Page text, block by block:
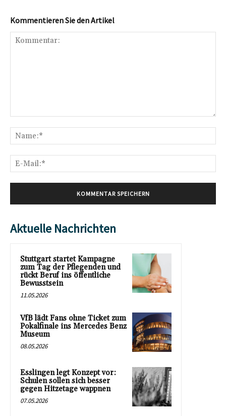
Kommentieren Sie den Artikel
Aktuelle Nachrichten
Stuttgart startet Kampagne
zum Tag der Pflegenden und
rückt Beruf ins öffentliche
Bewusstsein
11.05.2026
VfB lädt Fans ohne Ticket zum
Pokalfinale ins Mercedes Benz
Museum
08.05.2026
Esslingen legt Konzept vor:
Schulen sollen sich besser
gegen Hitzetage wappnen
07.05.2026